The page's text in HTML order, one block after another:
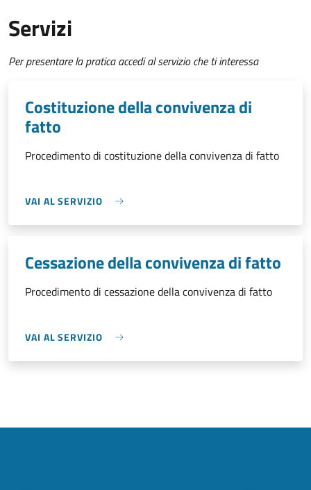
Servizi
Per presentare la pratica accedi al servizio che ti interessa
Costituzione della convivenza di
fatto
Procedimento di costituzione della convivenza di fatto
VAI AL SERVIZIO
Cessazione della convivenza di fatto
Procedimento di cessazione della convivenza di fatto
VAI AL SERVIZIO